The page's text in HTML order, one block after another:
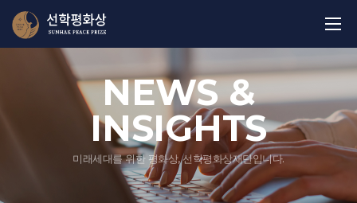
NEWS &
INSIGHTS
미래세대를 위한 평화상, 선학평화상재단입니다.